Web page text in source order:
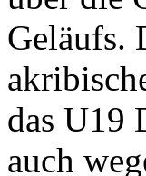
Geläufs.
das U19
auch